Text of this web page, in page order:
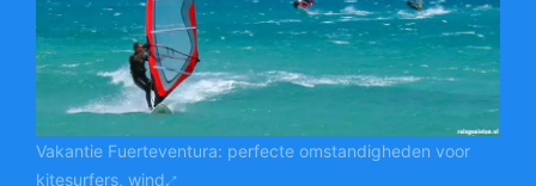
Vakantie Fuerteventura: perfecte omstandigheden voor
kitesurfers, wind